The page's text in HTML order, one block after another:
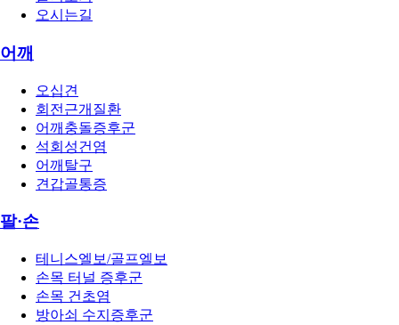
오시는길
어깨
오십견
회전근개질환
어깨충돌증후군
석회성건염
어깨탈구
견갑골통증
팔·손
테니스엘보/골프엘보
손목 터널 증후군
손목 건초염
방아쇠 수지증후군